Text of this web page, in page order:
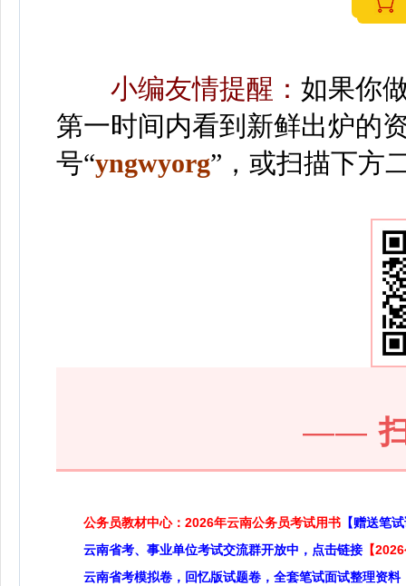
小编友情提醒： 如果你
第一时间内看到新鲜出炉的
号“yngwyorg” ，或扫描下方
——
公务员教材中心：2026年云南公务员考试用书 【赠送笔
云南省考、事业单位考试交流群开放中，点击链接 【
云南省考模拟卷，回忆版试题卷，全套笔试面试整理资料